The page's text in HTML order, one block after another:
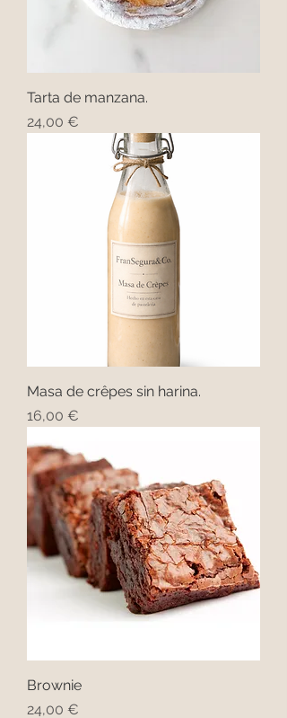
Tarta de manzana.
Precio
24,00 €
Masa de crêpes sin harina.
Precio
16,00 €
Brownie
Precio
24,00 €